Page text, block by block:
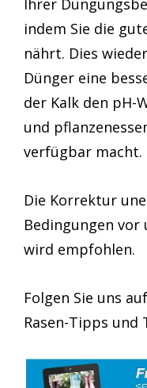
Ihrer
indem Sie die
nährt. Dies
Dünger eine
der Kalk den pH-
und
verfügbar macht.
Die Korrektur
Bedingungen vor
wird empfohlen.
Folgen Sie uns
Rasen-Tipps und